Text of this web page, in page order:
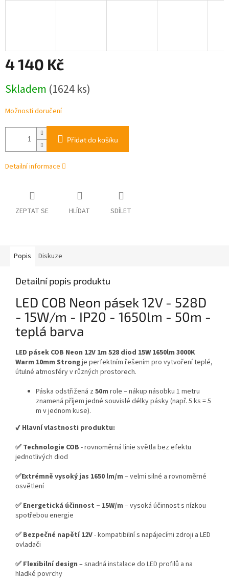
4 140 Kč
cena:
Skladem (1624 ks)
Možnosti doručení
Přidat do košíku
Detailní informace
ZEPTAT SE HLÍDAT SDÍLET
Popis Diskuze
Detailní popis produktu
LED COB Neon pásek 12V - 528D
- 15W/m - IP20 - 1650lm - 50m -
teplá barva
LED pásek COB Neon 12V 1m 528 diod 15W 1650lm 3000K
Warm 10mm Strongje perfektním řešením pro vytvoření teplé,
útulné atmosféry v různých prostorech.
Páska odstřižená z 50m role – nákup násobku 1 metru
znamená příjem jedné souvislé délky pásky (např. 5 ks = 5
m v jednom kuse).
✔️ Hlavní vlastnosti produktu:
✅ Technologie COB - rovnoměrná linie světla bez efektu
jednotlivých diod
✅Extrémně vysoký jas 1650 lm/m – velmi silné a rovnoměrné
osvětlení
✅ Energetická účinnost – 15W/m – vysoká účinnost s nízkou
spotřebou energie
✅ Bezpečné napětí 12V- kompatibilní s napájecími zdroji a LED
ovladači
✅ Flexibilní design – snadná instalace do LED profilů a na
hladké povrchy